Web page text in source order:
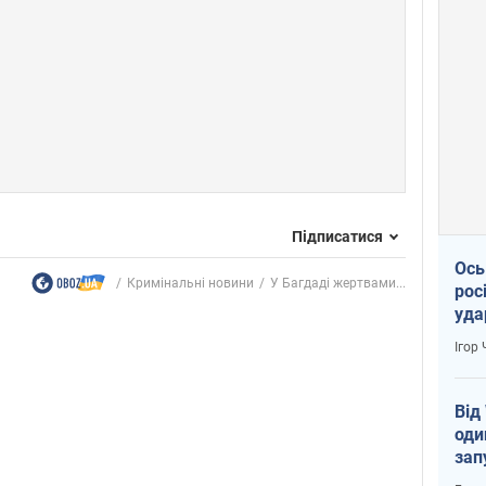
Підписатися
Кримінальні новини У Багдаді жертвами...